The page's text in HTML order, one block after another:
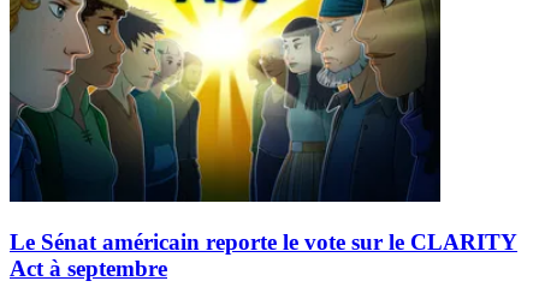
Le Sénat américain reporte le vote sur le CLARITY
Act à septembre